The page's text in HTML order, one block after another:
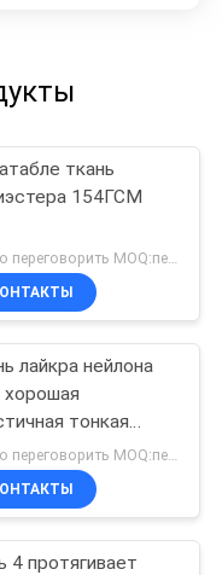
ткань
154ГСМ
лайкра нейлона
хорошая
тонкая
Breathable
4 протягивает